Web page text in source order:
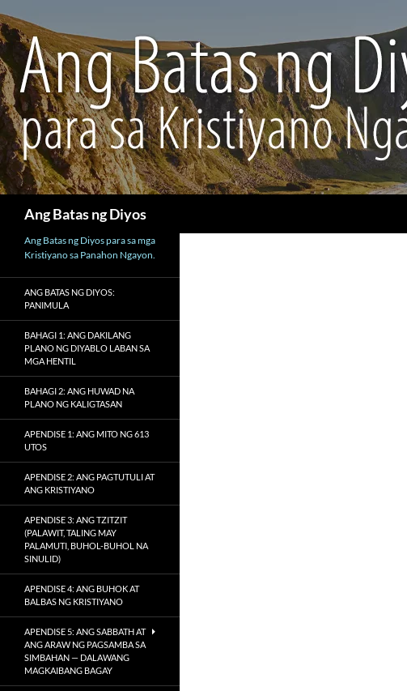
Ang Batas ng Diyos
Ang Batas ng Diyos para sa mga
Kristiyano sa Panahon Ngayon.
ANG BATAS NG DIYOS:
PANIMULA
BAHAGI 1: ANG DAKILANG
PLANO NG DIYABLO LABAN SA
MGA HENTIL
BAHAGI 2: ANG HUWAD NA
PLANO NG KALIGTASAN
APENDISE 1: ANG MITO NG 613
UTOS
APENDISE 2: ANG PAGTUTULI AT
ANG KRISTIYANO
APENDISE 3: ANG TZITZIT
(PALAWIT, TALING MAY
PALAMUTI, BUHOL-BUHOL NA
SINULID)
APENDISE 4: ANG BUHOK AT
BALBAS NG KRISTIYANO
APENDISE 5: ANG SABBATH AT
ANG ARAW NG PAGSAMBA SA
SIMBAHAN — DALAWANG
MAGKAIBANG BAGAY